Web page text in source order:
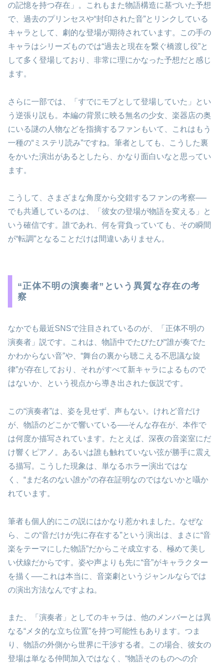
の記憶を持つ存在」。これもまた物語構造に基づいた予想
で、過去のプリンセスや“封印された音”とリンクしている
キャラとして、劇的な登場が期待されています。この手の
キャラはシリーズものでは“過去と現在を繋ぐ橋渡し役”と
して多く登場しており、非常に理にかなった予想だと感じ
ます。
さらに一部では、「すでにモブとして登場していた」とい
う逆張り説も。本編の背景に映る無名の少女、楽器店の奥
にいる謎の人物などを指摘するファンもいて、これはもう
一種の“ミステリ読み”ですね。筆者としても、こうした裏
をかいた演出があるとしたら、かなり面白いなと思ってい
ます。
こうして、さまざまな角度から交錯するファンの考察──
でも共通しているのは、「彼女の登場が物語を変える」と
いう確信です。誰であれ、何を背負っていても、その瞬間
が“転調”となることだけは間違いありません。
“正体不明の演奏者”という異質な存在の考
察
なかでも最近SNSで注目されているのが、「正体不明の
演奏者」説です。これは、物語中でたびたび“誰が奏でた
かわからない音”や、“舞台の裏から聴こえる不思議な旋
律”が存在しており、それがすべて新キャラによるもので
はないか、という視点から導き出された仮説です。
この“演奏者”は、姿を見せず、声もない。けれど音だけ
が、物語のどこかで響いている──そんな存在が、本作で
は何度か描写されています。たとえば、深夜の音楽室にだ
け響くピアノ。あるいは誰も触れていない弦が勝手に震え
る描写。こうした現象は、単なるホラー演出ではな
く、“まだ名のない誰か”の存在証明なのではないかと囁か
れています。
筆者も個人的にこの説にはかなり惹かれました。なぜな
ら、この“音だけが先に存在する”という演出は、まさに“音
楽をテーマにした物語”だからこそ成立する、極めて美し
い伏線だからです。姿や声よりも先に“音”がキャラクター
を描く──これは本当に、音楽劇というジャンルならでは
の演出方法なんですよね。
また、「演奏者」としてのキャラは、他のメンバーとは異
なる“メタ的な立ち位置”を持つ可能性もあります。つま
り、物語の外側から世界に干渉する者。この場合、彼女の
登場は単なる仲間加入ではなく、“物語そのものへの介